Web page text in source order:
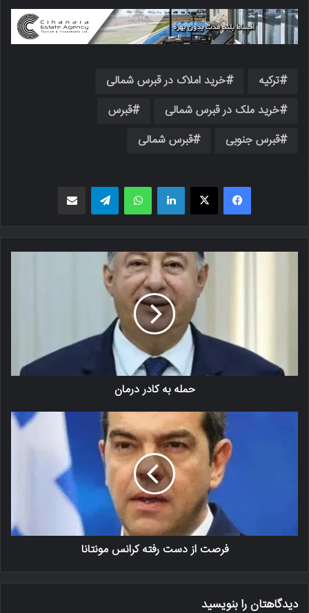
ترکیه
خرید املاک در قبرس شمالی
خرید ملک در قبرس شمالی
قبرس
قبرس جنوبی
قبرس شمالی
فیسبوک X لینکدین واتس اپ
حمله به کادر درمان
فرصت از دست رفته کرانس مونتانا
دیدگاهتان را بنویسید